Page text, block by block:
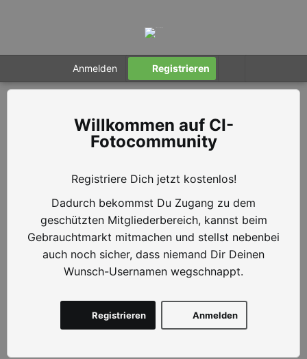
Anmelden Registrieren
CI-
Fotocommunity
Registriere Dich jetzt kostenlos!
Dadurch bekommst Du Zugang zu dem
geschützten Mitgliederbereich, kannst beim
Gebrauchtmarkt mitmachen und stellst nebenbei
auch noch sicher, dass niemand Dir Deinen
Wunsch-Usernamen wegschnappt.
Anmelden
Registrieren